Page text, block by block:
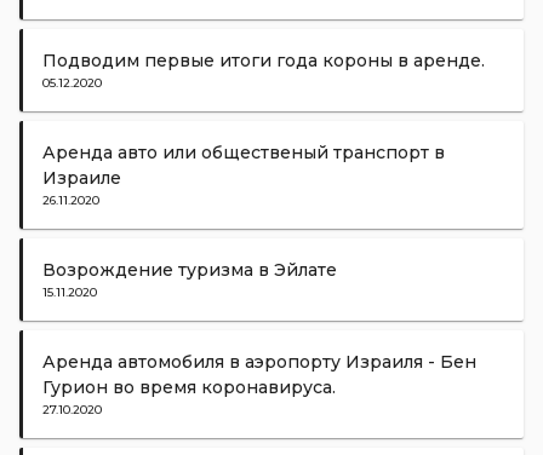
Подводим первые итоги года короны в аренде.
05.12.2020
Аренда авто или общественый транспорт в
Израиле
26.11.2020
Возрождение туризма в Эйлате
15.11.2020
Аренда автомобиля в аэропорту Израиля - Бен
Гурион во время коронавируса.
27.10.2020